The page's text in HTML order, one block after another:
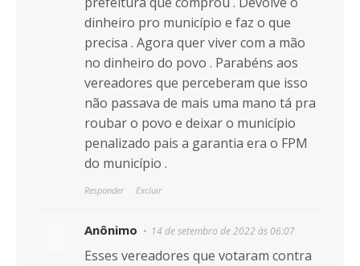
dinheiro pro município e faz o que
precisa . Agora quer viver com a mão
no dinheiro do povo . Parabéns aos
vereadores que perceberam que isso
não passava de mais uma mano tá pra
roubar o povo e deixar o município
penalizado pais a garantia era o FPM
do município .
Responder Excluir
Anônimo 14 de setembro de 2022 às 06:07
Esses vereadores que votaram contra